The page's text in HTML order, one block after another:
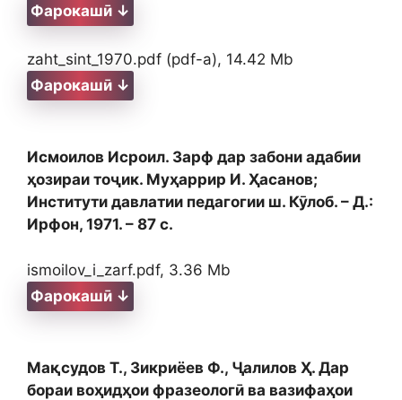
Фарокашӣ ↓
zaht_sint_1970.pdf (pdf-a), 14.42 Mb
Фарокашӣ ↓
Исмоилов Исроил. Зарф дар забони адабии
ҳозираи тоҷик. Муҳаррир И. Ҳасанов;
Институти давлатии педагогии ш. Кӯлоб. – Д.:
Ирфон, 1971. – 87 с.
ismoilov_i_zarf.pdf, 3.36 Mb
Фарокашӣ ↓
Мақсудов Т., Зикриёев Ф., Ҷалилов Ҳ. Дар
бораи воҳидҳои фразеологӣ ва вазифаҳои